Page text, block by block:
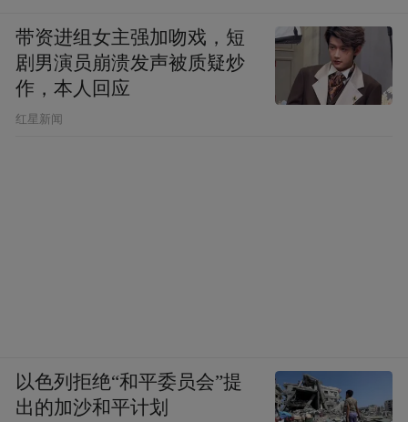
带资进组女主强加吻戏，短
剧男演员崩溃发声被质疑炒
作，本人回应
​红星新闻
以色列拒绝“和平委员会”提
出的加沙和平计划